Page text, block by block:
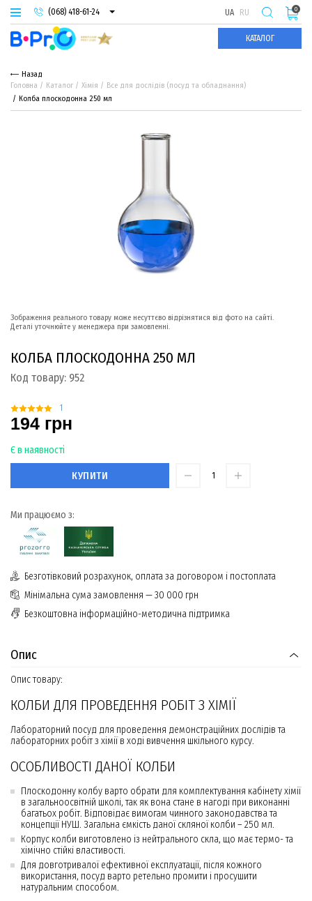
(068) 418-61-24
(093) 974-66-94
(095) 987-29-55
UA RU
КАТАЛОГ
0
Назад
Головна
Каталог Хімія
Все для дослідів (посуд та обладнання)
Колба плоскодонна 250 мл
Зображення реального товару може несуттєво відрізнятися від фото на сайті.
Деталі уточнюйте у менеджера при замовленні.
КОЛБА ПЛОСКОДОННА 250 МЛ
Код товару: 952
1
194 грн
Є в наявності
КУПИТИ
Ми працюємо з:
Безготівковий розрахунок, оплата за договором і постоплата
Мінімальна сума замовлення — 30 000 грн
Безкоштовна інформаційно-методична підтримка
Опис
Опис товару:
КОЛБИ ДЛЯ ПРОВЕДЕННЯ РОБІТ З ХІМІЇ
Лабораторний посуд для проведення демонстраційних дослідів та
лабораторних робіт з хімії в ході вивчення шкільного курсу.
ОСОБЛИВОСТІ ДАНОЇ КОЛБИ
Плоскодонну колбу варто обрати для комплектування кабінету хімії
в загальноосвітній школі, так як вона стане в нагоді при виконанні
багатьох робіт. Відповідає вимогам чинного законодавства та
концепції НУШ. Загальна ємкість даної скляної колби – 250 мл.
Корпус колби виготовлено із нейтрального скла, що має термо- та
хімічно стійкі властивості.
Для довготривалої ефективної експлуатації, після кожного
використання, посуд варто ретельно промити і просушити
натуральним способом.